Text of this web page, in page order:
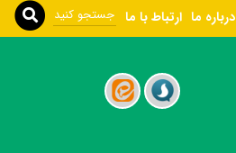
درباره ما ارتباط با ما